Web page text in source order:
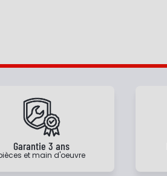
Garantie 3 ans
et main d'oeuvre